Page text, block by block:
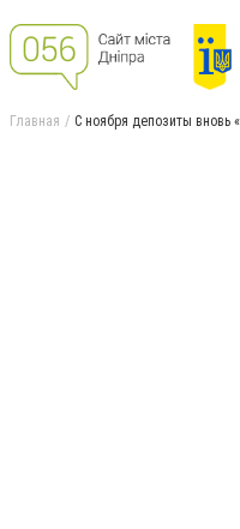
Главная С ноября депозиты вновь